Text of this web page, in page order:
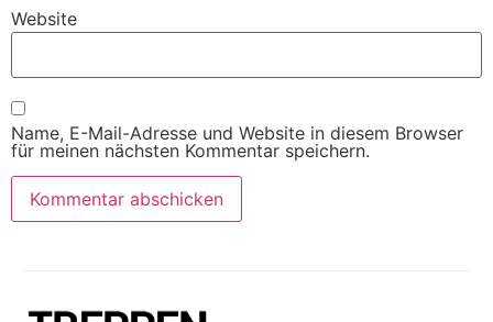
Website
Name, E-Mail-Adresse und Website in diesem Browser
für meinen nächsten Kommentar speichern.